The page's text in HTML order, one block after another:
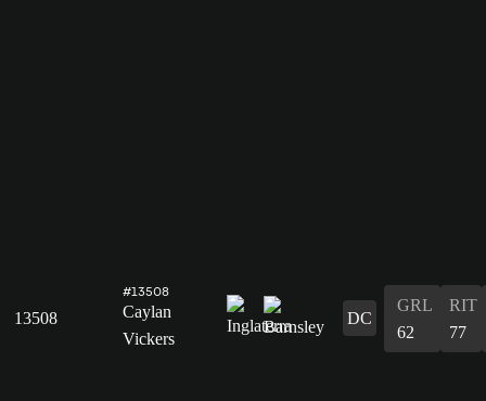
13508
#13508
Caylan
Vickers
DC
GRL
62
RIT
77